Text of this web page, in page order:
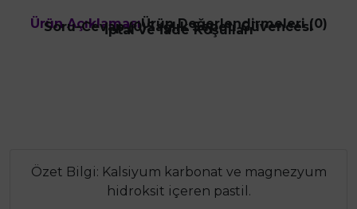
Ürün AçıklamasıÜrün Değerlendirmeleri (0)
Soru-Cevap (0)Sağlık Sepeti Güvencesi
İptal ve İade Koşulları
Özet Bilgi: Kalsiyum karbonat ve magnezyum
hidroksit içeren pastil.